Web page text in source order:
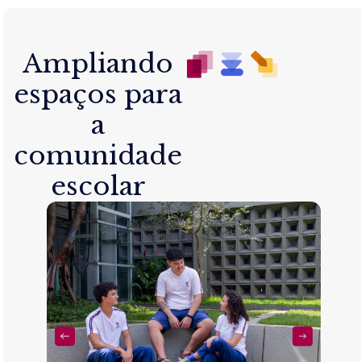
Ampliando
espaços para
a
comunidade
escolar